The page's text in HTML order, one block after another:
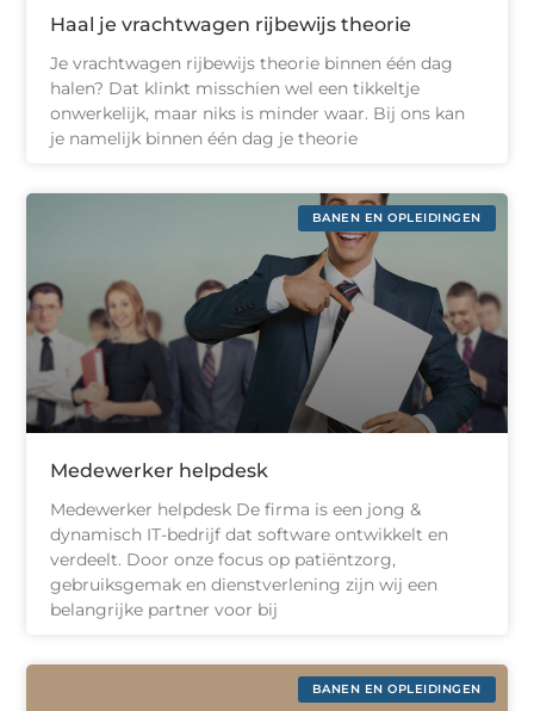
Haal je vrachtwagen rijbewijs theorie
Je vrachtwagen rijbewijs theorie binnen één dag
halen? Dat klinkt misschien wel een tikkeltje
onwerkelijk, maar niks is minder waar. Bij ons kan
je namelijk binnen één dag je theorie
BANEN EN OPLEIDINGEN
Medewerker helpdesk
Medewerker helpdesk De firma is een jong &
dynamisch IT-bedrijf dat software ontwikkelt en
verdeelt. Door onze focus op patiëntzorg,
gebruiksgemak en dienstverlening zijn wij een
belangrijke partner voor bij
BANEN EN OPLEIDINGEN